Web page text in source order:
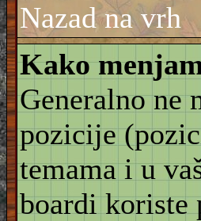
Nazad na vrh
Kako
Generalno ne
pozicije
temama i u
boardi koriste